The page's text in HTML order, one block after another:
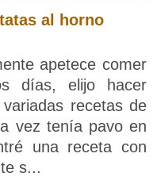
al horno
apetece comer
días, elijo hacer
recetas de
vez tenía pavo en
una receta con
s...